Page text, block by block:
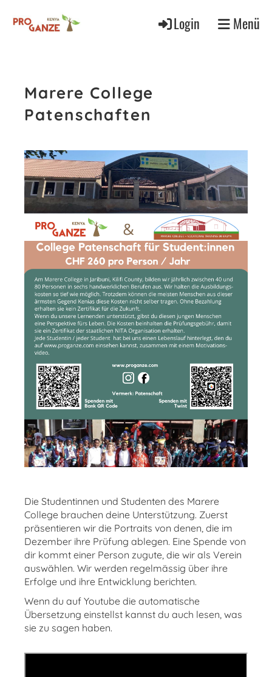
Login Menü
Marere College
Patenschaften
Die Studentinnen und Studenten des Marere
College brauchen deine Unterstützung. Zuerst
präsentieren wir die Portraits von denen, die im
Dezember ihre Prüfung ablegen. Eine Spende von
dir kommt einer Person zugute, die wir als Verein
auswählen. Wir werden regelmässig über ihre
Erfolge und ihre Entwicklung berichten.
Wenn du auf Youtube die automatische
Übersetzung einstellst kannst du auch lesen, was
sie zu sagen haben.